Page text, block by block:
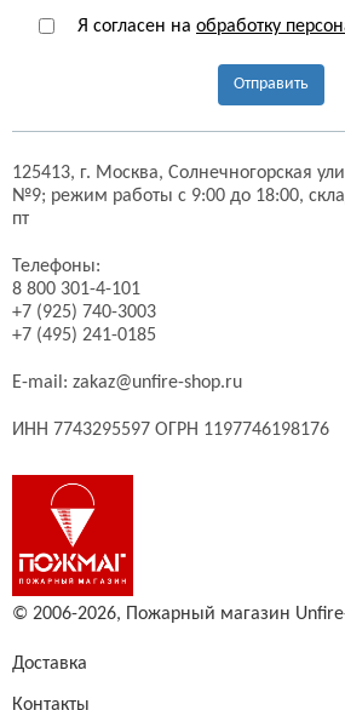
Я согласен на обработку
Отправить
125413, г. Москва, Солнечногорская
№9; режим работы с 9:00 до 18:00,
пт
Телефоны:
8 800 301-4-101
+7 (925) 740-3003
+7 (495) 241-0185
E-mail: zakaz@unfire-shop.ru
ИНН 7743295597 ОГРН 1197746198176
© 2006-2026, Пожарный магазин
Доставка
Контакты